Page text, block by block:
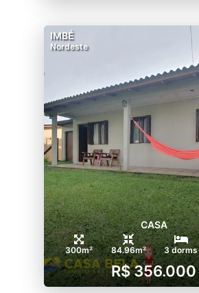
IMBÉ
Nordeste
CASA
300m² 84.96m² 3 dorms
R$ 356.000